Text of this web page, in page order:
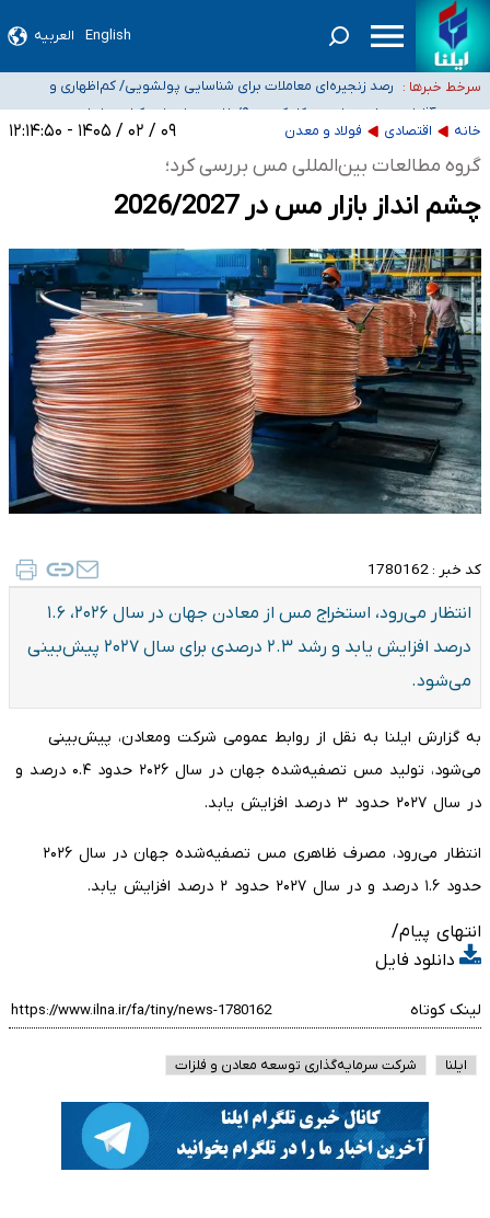
English العربیه
سرخط خبرها :
شیب آسیب‌های اجتماعی در کشور افزایشی است
رصد زنجیره‌ای معاملات برای شناسایی پولشویی/ کم‌اظهاری و
بیش‌اظهاری زیر ذره‌بین مالیاتی«حسین آقایاری» تراستی ابربدهکار کیست؟/ غارت پول نفت کشور با
پاسپورت ایرانی- افغانستانی
آسیب‌های جنگ، صدور گواهینامه موتورسواری زنان را به تأخیر انداخت
درخواست جلسه نمایندگان با رئیس‌جمهور برای تصمیم‌گیری درباره حذف شرکت‌های
پیمانکاری/ مصوبه دولت انتظار مجلس و نیروهای شرکتی را تأمین نکرد
خانه اقتصادی فولاد و معدن ۰۹ / ۰۲ / ۱۴۰۵ - ۱۲:۱۴:۵۰
گروه مطالعات بین‌المللی مس بررسی کرد؛
چشم انداز بازار مس در 2026/2027
کد خبر : 1780162
انتظار می‌رود، استخراج مس از معادن جهان در سال ۲۰۲۶، ۱.۶
درصد افزایش یابد و رشد ۲.۳ درصدی برای سال ۲۰۲۷ پیش‌بینی
می‌شود.
به گزارش ایلنا به نقل از روابط عمومی شرکت ومعادن، پیش‌بینی
می‌شود، تولید مس تصفیه‌شده جهان در سال ۲۰۲۶ حدود ۰.۴ درصد و
در سال ۲۰۲۷ حدود ۳ درصد افزایش یابد.
انتظار می‌رود، مصرف ظاهری مس تصفیه‌شده جهان در سال ۲۰۲۶
حدود ۱.۶ درصد و در سال ۲۰۲۷ حدود ۲ درصد افزایش یابد.
انتهای پیام/
دانلود فایل
لینک کوتاه
ایلنا شرکت سرمایه‌گذاری توسعه معادن و فلزات